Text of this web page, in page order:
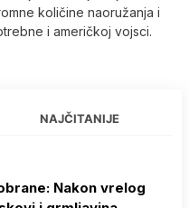
količine naoružanja i
i američkoj vojsci.
NAJČITANIJE
Nakon vrelog